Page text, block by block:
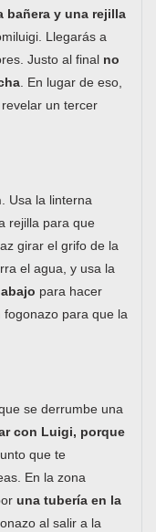
bañera y una rejilla
Llegarás a
Justo al final no
. En lugar de eso,
un tercer
. Usa la linterna
rejilla para que
girar el grifo de la
el agua, y usa la
para hacer
para que la
se derrumbe una
con Luigi, porque
que te
En la zona
una tubería en la
al salir a la